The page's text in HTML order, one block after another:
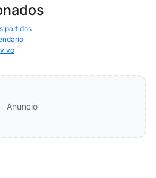
partidos
Anuncio